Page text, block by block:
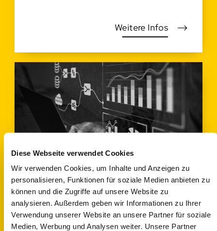
Diese Webseite verwendet Cookies
Wir verwenden Cookies, um Inhalte und Anzeigen zu
personalisieren, Funktionen für soziale Medien anbieten zu
können und die Zugriffe auf unsere Website zu
analysieren. Außerdem geben wir Informationen zu Ihrer
Verwendung unserer Website an unsere Partner für soziale
Medien, Werbung und Analysen weiter. Unsere Partner
Weitere Infos
Businessplan und
Finanzierung Ihres
Projekts